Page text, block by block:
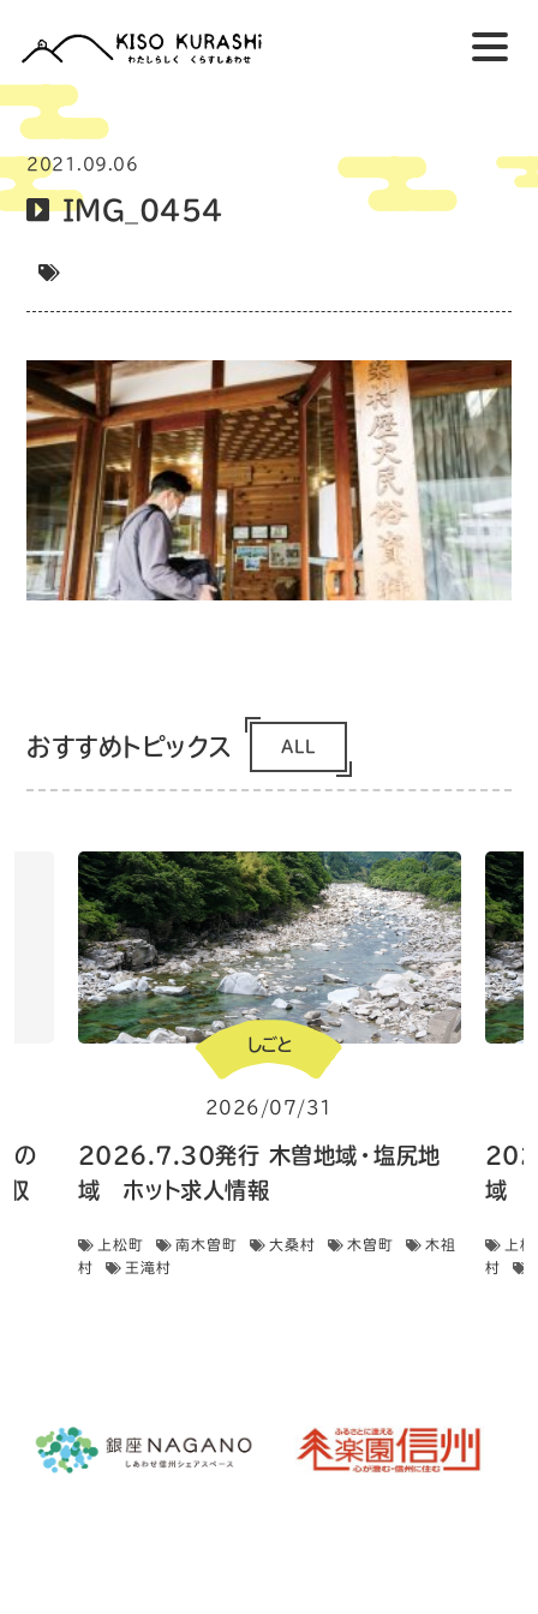
2021.09.06
IMG_0454
おすすめトピックス ALL
の
収
しごと
2026/07/31
2026.7.30発行 木曽地域・塩尻地
域 ホット求人情報
上松町 南木曽町 大桑村 木曽町
木祖
村
王滝村
域
上
村